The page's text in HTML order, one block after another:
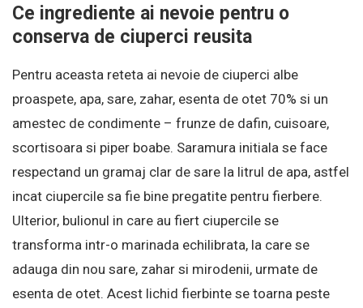
Ce ingrediente ai nevoie pentru o
conserva de ciuperci reusita
Pentru aceasta reteta ai nevoie de ciuperci albe
proaspete, apa, sare, zahar, esenta de otet 70% si un
amestec de condimente – frunze de dafin, cuisoare,
scortisoara si piper boabe. Saramura initiala se face
respectand un gramaj clar de sare la litrul de apa, astfel
incat ciupercile sa fie bine pregatite pentru fierbere.
Ulterior, bulionul in care au fiert ciupercile se
transforma intr-o marinada echilibrata, la care se
adauga din nou sare, zahar si mirodenii, urmate de
esenta de otet. Acest lichid fierbinte se toarna peste